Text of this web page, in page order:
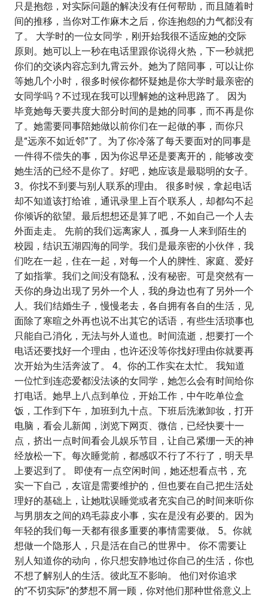
只是抱怨，对实际问题的解决没有任何帮助，而且随着时
间的推移，当你对工作麻木之后，你连抱怨的力气都没有
了。 大学时的一位女同学，刚开始我很不适应她的交际
原则。她可以上一秒在电话里跟你说得火热，下一秒就把
你们的交谈内容忘到九霄云外。她为了陪同事，可以让你
等她几个小时，很多时候你都怀疑她是你大学时最亲密的
女同学吗？不过现在我可以理解她的这种思路了。 因为
毕竟她每天要共度大部分时间的是她的同事，而不再是你
了。她需要同事陪她做以前你们在一起做的事，而你只
是“远亲不如近邻”了。为了你冷落了每天要面对的同事是
一件得不偿失的事，因为你迟早还是要离开的，能够改变
她生活的已经不是你了。好吧，她应该是最聪明的女子。
3。你找不到要与别人联系的理由。 很多时候，拿起电话
却不知道该打给谁，通讯录里上百个联系人，却都勾不起
你倾诉的欲望。最后想想还是算了吧，不如自己一个人去
外面走走。 先前的我们远离家人，孤身一人来到陌生的
校园，结识五湖四海的同学。我们是最亲密的小伙伴，我
们吃在一起，住在一起，对每一个人的脾性、家庭、爱好
了如指掌。我们之间没有隐私，没有秘密。可是突然有一
天你的身边出现了另外一个人，我的身边也有了另外一个
人。我们结婚生子，慢慢老去，各自拥有各自的生活，见
面除了寒暄之外再也说不出其它的话语，有些生活琐事也
只能自己消化，无法与外人道也。时间流逝，想要打一个
电话还要找好一个理由，也许还没等你找好理由你就要再
次开始为生活奔波了。 4。你的工作实在太忙。 我知道
一位忙到连恋爱都没法谈的女同学，她怎么会有时间给你
打电话。她早上八点到单位，开始工作，中午吃单位盒
饭，工作到下午，加班到九十点。下班后洗漱卸妆，打开
电脑，看会儿新闻，浏览下网页、微信，已经快要十一
点，挤出一点时间看会儿娱乐节目，让自己紧绷一天的神
经放松一下。每次睡觉前，都感叹不行了不行了，明天早
上要迟到了。 即使有一点空闲时间，她还想看点书，充
实一下自己，友谊是需要维护的，但也要在自己把生活处
理好的基础上，让她耽误睡觉或者充实自己的时间来听你
与男朋友之间的鸡毛蒜皮小事，实在是没有必要的。因为
年轻的我们每一天都有很多重要的事情需要做。 5。你就
想做一个隐形人，只是活在自己的世界中。 你不需要让
别人知道你的动向，你只想安静地过你自己的生活，你也
不想了解别人的生活。彼此互不影响。 他们对你追求
的“不切实际”的梦想不屑一顾，你对他们那种世俗意义上